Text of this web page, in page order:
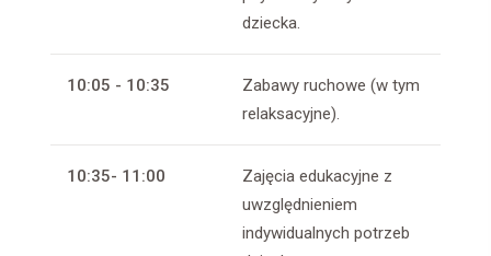
dziecka.
10:05 - 10:35
Zabawy ruchowe (w tym
relaksacyjne).
10:35- 11:00
Zajęcia edukacyjne z
uwzględnieniem
indywidualnych potrzeb